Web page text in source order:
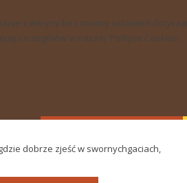
z witryny bez zmiany ustawień
szczegółów w naszej 'Polityce Cookies'.
dobrze zjeść w swornychgaciach,